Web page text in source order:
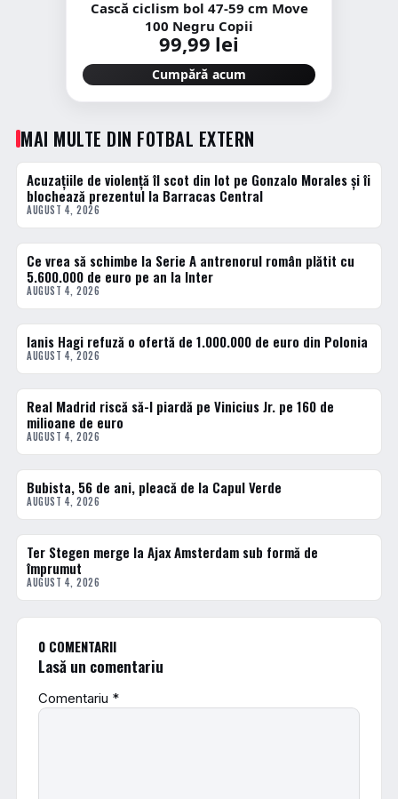
Cască ciclism bol 47-59 cm Move
100 Negru Copii
99,99 lei
Cumpără acum
MAI MULTE DIN FOTBAL EXTERN
FOTBAL EXTERN
Acuzațiile de violență îl scot din lot pe Gonzalo Morales și îi
blochează prezentul la Barracas Central
AUGUST 4, 2026
FOTBAL EXTERN
Ce vrea să schimbe la Serie A antrenorul român plătit cu
5.600.000 de euro pe an la Inter
AUGUST 4, 2026
FOTBAL EXTERN
Ianis Hagi refuză o ofertă de 1.000.000 de euro din Polonia
AUGUST 4, 2026
FOTBAL EXTERN
Real Madrid riscă să-l piardă pe Vinicius Jr. pe 160 de
milioane de euro
AUGUST 4, 2026
FOTBAL EXTERN
Bubista, 56 de ani, pleacă de la Capul Verde
AUGUST 4, 2026
FOTBAL EXTERN
Ter Stegen merge la Ajax Amsterdam sub formă de
împrumut
AUGUST 4, 2026
0 COMENTARII
Lasă un comentariu
Comentariu *